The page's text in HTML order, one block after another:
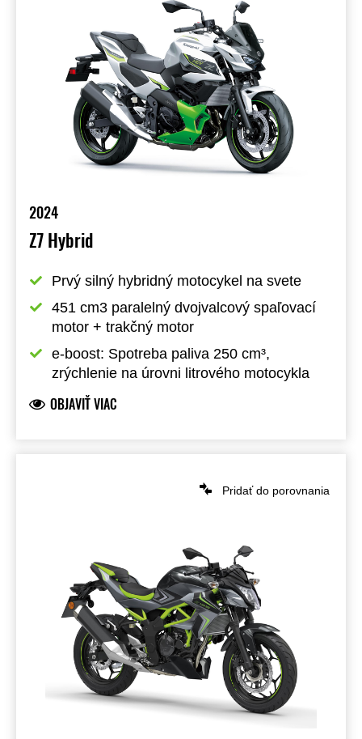
2024
Z7 Hybrid
Prvý silný hybridný motocykel na svete
451 cm3 paralelný dvojvalcový spaľovací
motor + trakčný motor
e-boost: Spotreba paliva 250 cm³,
zrýchlenie na úrovni litrového motocykla
OBJAVIŤ VIAC
Pridať do porovnania